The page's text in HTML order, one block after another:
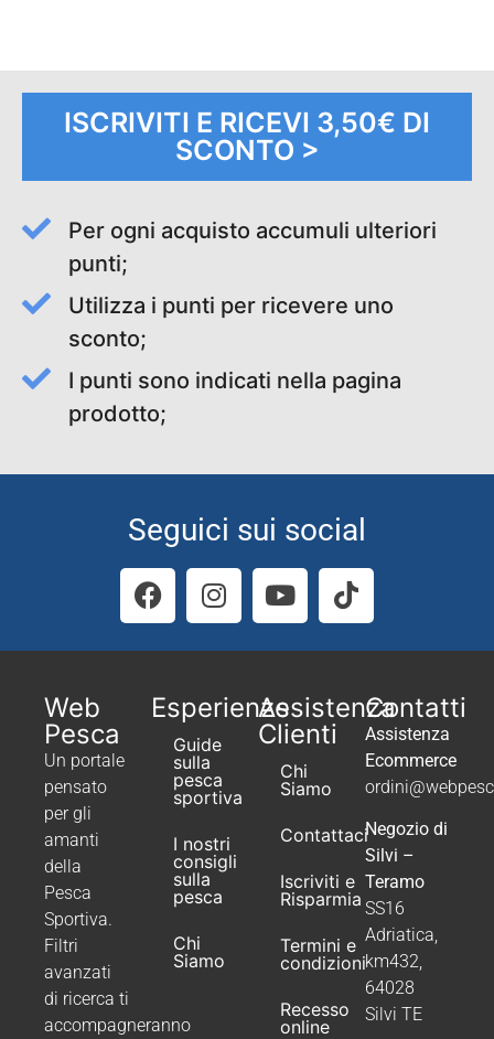
ISCRIVITI E RICEVI 3,50€ DI
SCONTO >
Per ogni acquisto accumuli ulteriori
punti;
Utilizza i punti per ricevere uno
sconto;
I punti sono indicati nella pagina
prodotto;
Seguici sui social
Web
Pesca
Un portale
pensato
per gli
amanti
della
Pesca
Sportiva.
Filtri
avanzati
di ricerca ti
accompagneranno
Esperienze
Guide
sulla
pesca
sportiva
I nostri
consigli
sulla
pesca
Chi
Siamo
Assistenza
Clienti
Chi
Siamo
Contattaci
Iscriviti e
Risparmia
Termini e
condizioni
Recesso
online
Contatti
Assistenza
Ecommerce
Negozio di
Silvi –
Teramo
SS16
Adriatica,
km432,
64028
Silvi TE